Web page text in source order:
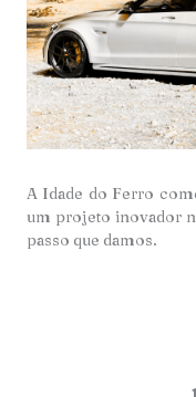
A Idade do Ferro
um projeto inovador
passo que damos.